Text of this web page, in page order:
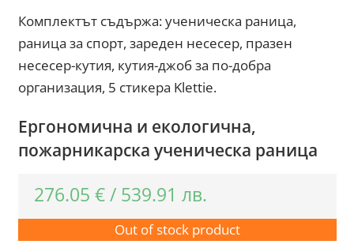
Комплектът съдържа: ученическа раница,
раница за спорт, зареден несесер, празен
несесер-кутия, кутия-джоб за по-добра
организация, 5 стикера Klettie.
Ергономична и екологична,
пожарникарска ученическа раница
276.05€ / 539.91лв.
Out of stock product